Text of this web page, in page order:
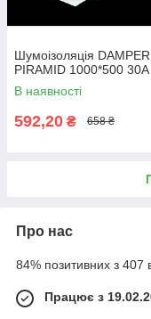
Шумоізоляція
PIRAMID 1000*500 30A
В наявності
592,20 ₴ 658 ₴
Про нас
84% позитивних з 407
Працює з